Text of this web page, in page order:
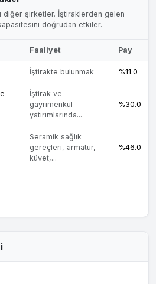
diğer şirketler. İştiraklerden gelen
doğrudan etkiler.
Faaliyet Pay
İştirakte bulunmak %11.0
İştirak ve
gayrimenkul
yatırımlarında...
%30.0
Seramik sağlık
gereçleri, armatür,
küvet,...
%46.0